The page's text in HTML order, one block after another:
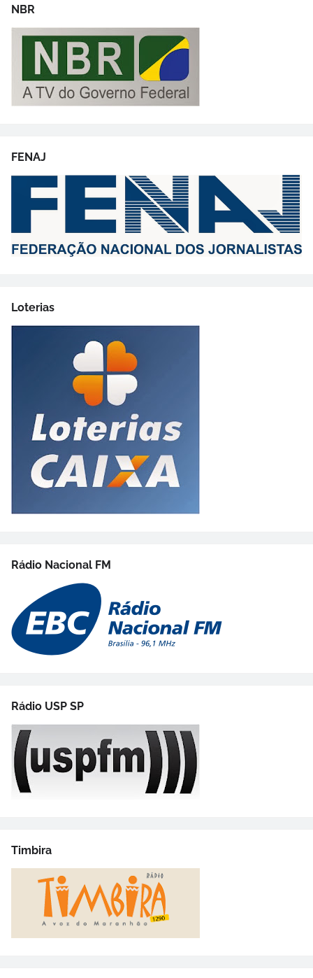
NBR
FENAJ
Loterias
Rádio Nacional FM
Rádio USP SP
Timbira